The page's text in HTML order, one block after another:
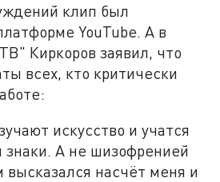
клип был
YouTube. А в
Киркоров заявил, что
всех, кто критически
искусство и учатся
знаки. А не шизофренией
высказался насчёт меня и